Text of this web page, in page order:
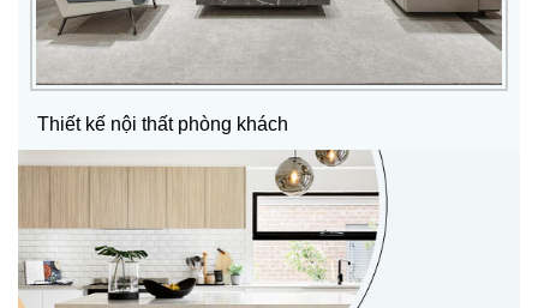
Thiết kế nội thất phòng khách